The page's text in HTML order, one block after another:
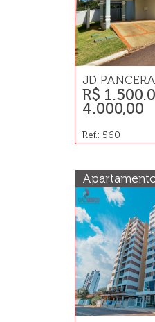
JD PANCERA
R$
4.000,00
Ref.: 560